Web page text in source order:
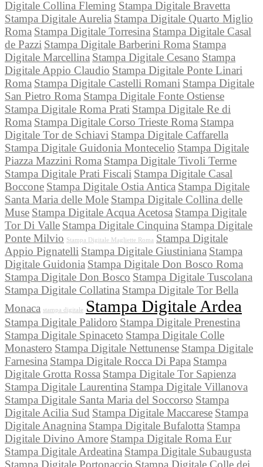
Digitale Collina Fleming Stampa Digitale Bravetta
Stampa Digitale Aurelia Stampa Digitale Quarto Miglio
Roma Stampa Digitale Torresina Stampa Digitale Casal
de Pazzi Stampa Digitale Barberini Roma Stampa
Digitale Marcellina Stampa Digitale Cesano Stampa
Digitale Appio Claudio Stampa Digitale Ponte Linari
Roma Stampa Digitale Castelli Romani Stampa Digitale
San Pietro Roma Stampa Digitale Fonte Ostiense
Stampa Digitale Roma Prati Stampa Digitale Re di
Roma Stampa Digitale Corso Trieste Roma Stampa
Digitale Tor de Schiavi Stampa Digitale Caffarella
Stampa Digitale Guidonia Montecelio Stampa Digitale
Piazza Mazzini Roma Stampa Digitale Tivoli Terme
Stampa Digitale Prati Fiscali Stampa Digitale Casal
Boccone Stampa Digitale Ostia Antica Stampa Digitale
Santa Maria delle Mole Stampa Digitale Collina delle
Muse Stampa Digitale Acqua Acetosa Stampa Digitale
Tor Di Valle Stampa Digitale Cinquina Stampa Digitale
Ponte Milvio Stampa Digitale Magliette Roma Stampa Digitale
Appio Pignatelli Stampa Digitale Giustiniana Stampa
Digitale Guidonia Stampa Digitale Don Bosco Roma
Stampa Digitale Don Bosco Stampa Digitale Tuscolana
Stampa Digitale Collatina Stampa Digitale Tor Bella
Monaca stampa digitale Stampa Digitale Ardea
Stampa Digitale Palidoro Stampa Digitale Prenestina
Stampa Digitale Spinaceto Stampa Digitale Colle
Monastero Stampa Digitale Nettunense Stampa Digitale
Farnesina Stampa Digitale Rocca Di Papa Stampa
Digitale Grotta Rossa Stampa Digitale Tor Sapienza
Stampa Digitale Laurentina Stampa Digitale Villanova
Stampa Digitale Santa Maria del Soccorso Stampa
Digitale Acilia Sud Stampa Digitale Maccarese Stampa
Digitale Anagnina Stampa Digitale Bufalotta Stampa
Digitale Divino Amore Stampa Digitale Roma Eur
Stampa Digitale Ardeatina Stampa Digitale Subaugusta
Stampa Digitale Portonaccio Stampa Digitale Colle dei